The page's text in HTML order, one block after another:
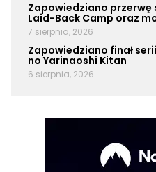
Zapowiedziano przerwę
Laid-Back Camp oraz
7 sierpnia, 2026
Zapowiedziano finał
no Yarinaoshi Kitan
6 sierpnia, 2026